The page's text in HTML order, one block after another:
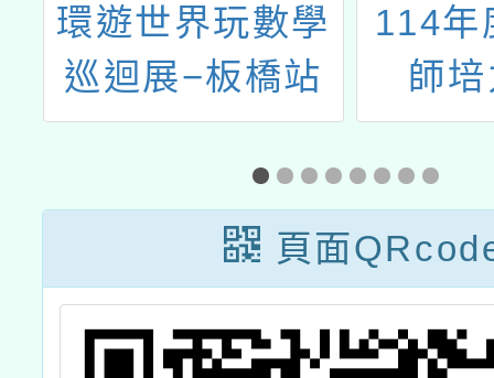
環遊世界玩數學
巡迴展−板橋站
114年
師
「519
記憶
義教
頁面